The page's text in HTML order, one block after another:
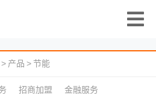
> 产品 >节能
招商加盟
金融服务